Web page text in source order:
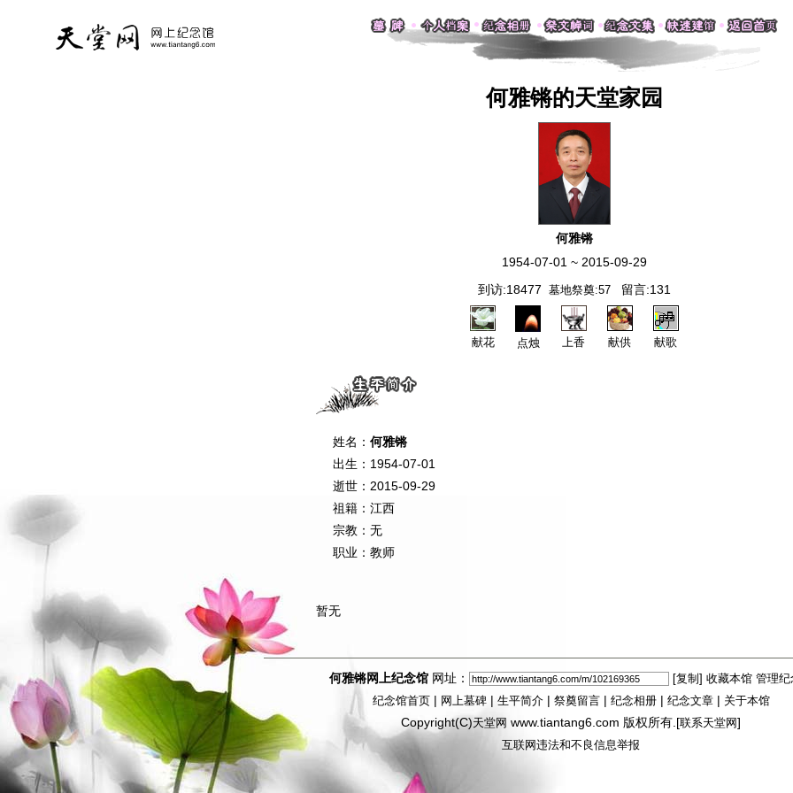
何雅锵的天堂家园
何雅锵
1954-07-01 ~ 2015-09-29
到访:18477 墓地祭奠:57 留言:131
献花 点烛 上香 献供 献歌
姓名： 何雅锵
出生：1954-07-01
逝世：2015-09-29
祖籍：江西
宗教：无
职业：教师
暂无
何雅锵网上纪念馆网址： [复制] 收藏本馆 管理纪
纪念馆首页| 网上墓碑| 生平简介| 祭奠留言| 纪念相册| 纪念文章| 关于本馆
Copyright(C)天堂网 www.tiantang6.com 版权所有.[联系天堂网]
互联网违法和不良信息举报